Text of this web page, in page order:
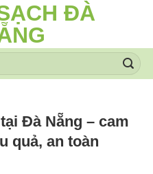
Đà Nẵng – cam
quả, an toàn